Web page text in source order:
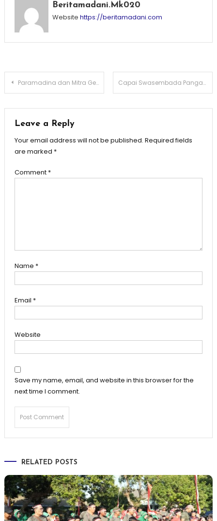
Beritamadani.mk020
Website https://beritamadani.com
Post
Paramadina dan Mitra Gelar Neo Gen Footwear Design Competition 2025 Capai Swasembada Pangan, Mas Dhito Kembali Salurkan Bantuan Alsintan dan Benih Padi
Leave a Reply
Your email address will not be published. Required fields
are marked *
Comment *
Name *
Email *
Website
Save my name, email, and website in this browser for the
next time I comment.
RELATED POSTS